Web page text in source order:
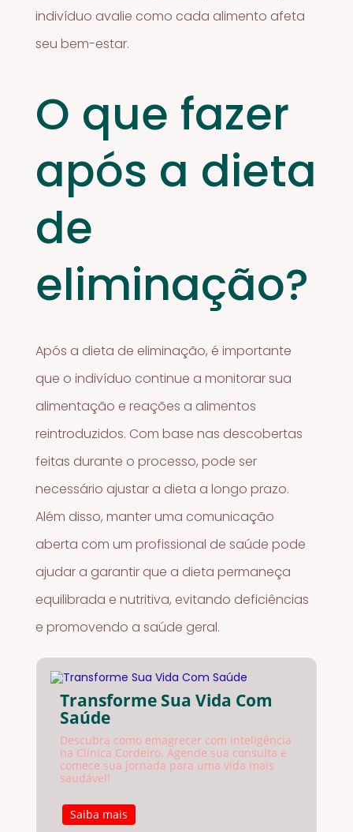
indivíduo avalie como cada alimento afeta
seu bem-estar.
O que fazer
após a dieta
de
eliminação?
Após a dieta de eliminação, é importante
que o indivíduo continue a monitorar sua
alimentação e reações a alimentos
reintroduzidos. Com base nas descobertas
feitas durante o processo, pode ser
necessário ajustar a dieta a longo prazo.
Além disso, manter uma comunicação
aberta com um profissional de saúde pode
ajudar a garantir que a dieta permaneça
equilibrada e nutritiva, evitando deficiências
e promovendo a saúde geral.
Transforme Sua Vida Com
Saúde
Descubra como emagrecer com inteligência
na Clínica Cordeiro. Agende sua consulta e
comece sua jornada para uma vida mais
saudável!
Saiba mais